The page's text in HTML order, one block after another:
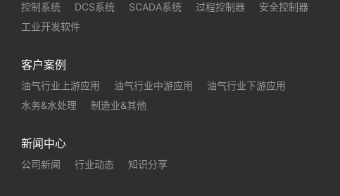
控制系统 DCS系统 SCADA系统 过程控制器
安全控制器
工业开发软件
客户案例
油气行业上游应用 油气行业中游应用
油气行业下游应用
水务&水处理
制造业&其他
新闻中心
公司新闻 行业动态 知识分享